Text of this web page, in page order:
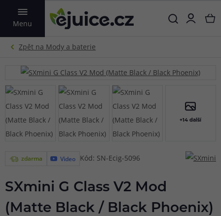
Menu
VYHLEDAT
+14 další
zdarma Video Kód: SN-Ecig-5096
SXmini G Class V2 Mod
(Matte Black / Black Phoenix)